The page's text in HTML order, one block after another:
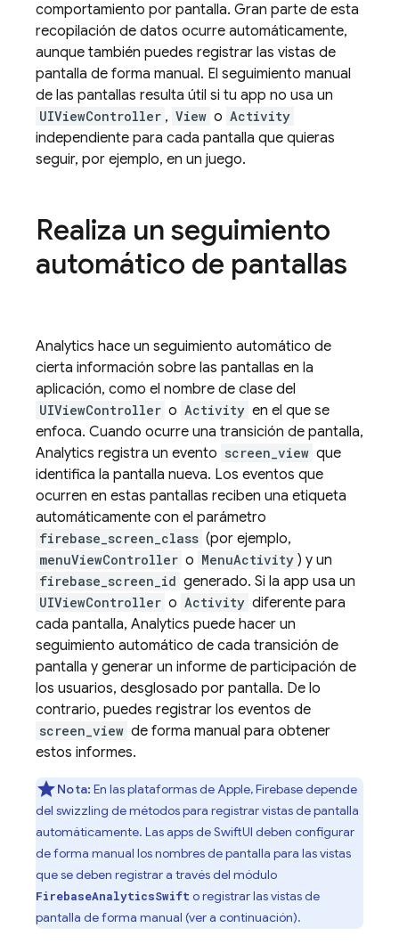
comportamiento por pantalla. Gran parte de esta
recopilación de datos ocurre automáticamente,
aunque también puedes registrar las vistas de
pantalla de forma manual. El seguimiento manual
de las pantallas resulta útil si tu app no usa un
UIViewController , View o Activity
independiente para cada pantalla que quieras
seguir, por ejemplo, en un juego.
Realiza un seguimiento
automático de pantallas
Analytics hace un seguimiento automático de
cierta información sobre las pantallas en la
aplicación, como el nombre de clase del
UIViewController o Activity en el que se
enfoca. Cuando ocurre una transición de pantalla,
Analytics registra un evento screen_view que
identifica la pantalla nueva. Los eventos que
ocurren en estas pantallas reciben una etiqueta
automáticamente con el parámetro
firebase_screen_class (por ejemplo,
menuViewController o MenuActivity ) y un
firebase_screen_id generado. Si la app usa un
UIViewController o Activity diferente para
cada pantalla, Analytics puede hacer un
seguimiento automático de cada transición de
pantalla y generar un informe de participación de
los usuarios, desglosado por pantalla. De lo
contrario, puedes registrar los eventos de
screen_view de forma manual para obtener
estos informes.
Nota: En las plataformas de Apple, Firebase depende
del swizzling de métodos para registrar vistas de pantalla
automáticamente. Las apps de SwiftUI deben configurar
de forma manual los nombres de pantalla para las vistas
que se deben registrar a través del módulo
FirebaseAnalyticsSwift o registrar las vistas de
pantalla de forma manual (ver a continuación).